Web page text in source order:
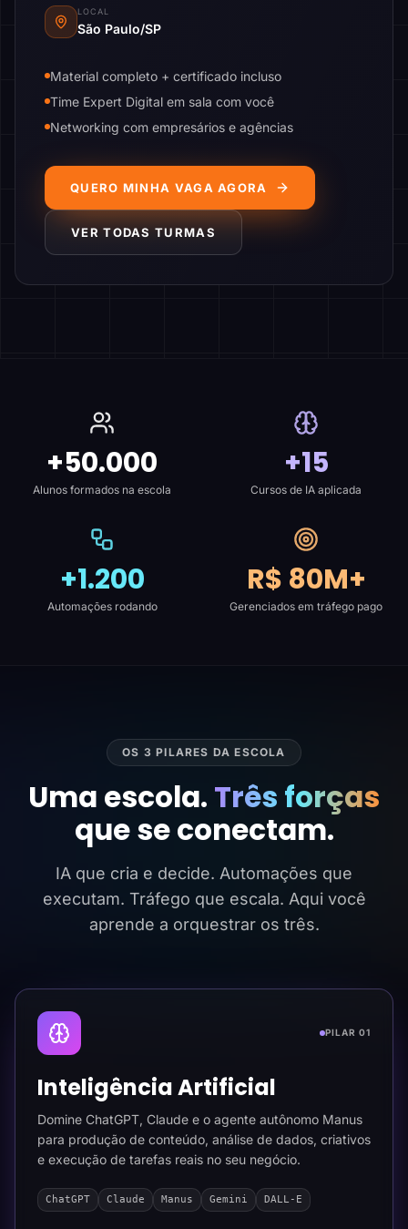
LOCAL
São Paulo/SP
Material completo + certificado incluso
Time Expert Digital em sala com você
Networking com empresários e agências
QUERO MINHA VAGA AGORA
VER TODAS TURMAS
+50.000
Alunos formados na escola
+15
Cursos de IA aplicada
+1.200
Automações rodando
R$ 80M+
Gerenciados em tráfego pago
OS 3 PILARES DA ESCOLA
Uma escola. Três forças
que se conectam.
IA que cria e decide. Automações que
executam. Tráfego que escala. Aqui você
aprende a orquestrar os três.
PILAR 01
Inteligência Artificial
Domine ChatGPT, Claude e o agente autônomo Manus
para produção de conteúdo, análise de dados, criativos
e execução de tarefas reais no seu negócio.
ChatGPT Claude Manus Gemini DALL-E